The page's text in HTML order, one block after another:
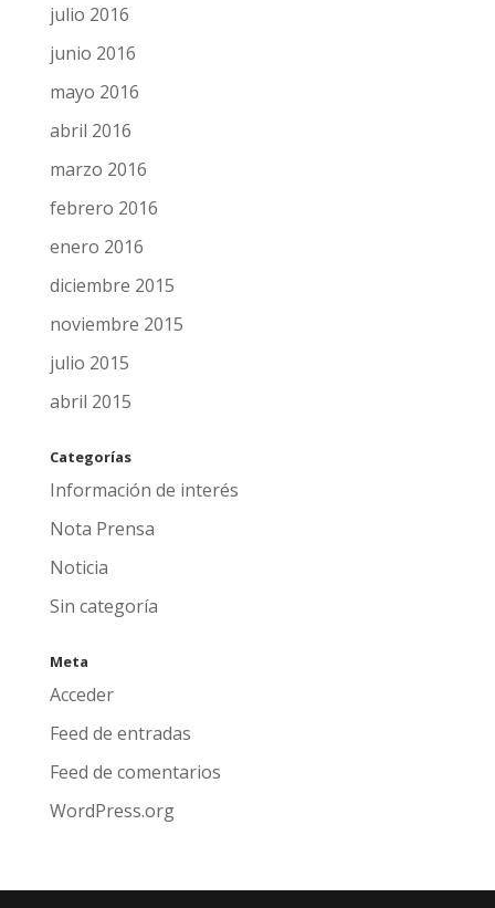
julio 2016
junio 2016
mayo 2016
abril 2016
marzo 2016
febrero 2016
enero 2016
diciembre 2015
noviembre 2015
julio 2015
abril 2015
Categorías
Información de interés
Nota Prensa
Noticia
Sin categoría
Meta
Acceder
Feed de entradas
Feed de comentarios
WordPress.org